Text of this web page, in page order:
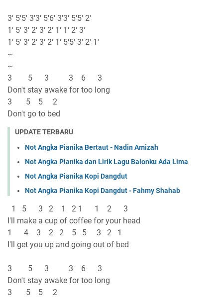
3' 5'5' 3'3' 5'6' 3'3' 5'5' 2'
1' 5' 3' 2' 3' 2' 1' 1' 2' 3'
1' 5' 3' 2' 3' 2' 1' 5'5' 3' 2' 1'
~
~
3 5 3 3 6 3
Don't stay awake for too long
3 5 5 2
Don't go to bed
UPDATE TERBARU
Not Angka Pianika Bertaut - Nadin Amizah
Not Angka Pianika dan Lirik Lagu Balonku Ada Lima
Not Angka Pianika Kopi Dangdut
Not Angka Pianika Kopi Dangdut - Fahmy Shahab
1 5 3 2 1 2 1 1 2 3
I'll make a cup of coffee for your head
1 4 3 2 2 5 5 3 2 1
I'll get you up and going out of bed
3 5 3 3 6 3
Don't stay awake for too long
3 5 5 2